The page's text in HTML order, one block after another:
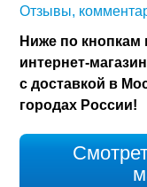
Отзывы,
Ниже по кнопкам
интернет-
с доставкой в
городах России!